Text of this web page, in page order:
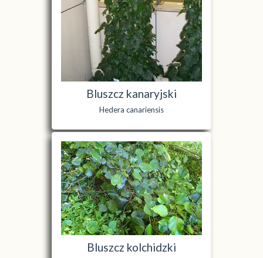
Bluszcz kanaryjski
Hedera canariensis
Bluszcz kolchidzki